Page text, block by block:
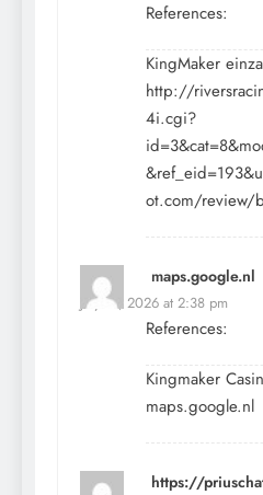
References:
KingMaker
http://
4i.cgi?
ot.com/review/
maps.google.nl
July 11, 2026 at 2:38 pm
References:
Kingmaker
maps.google.nl
https://